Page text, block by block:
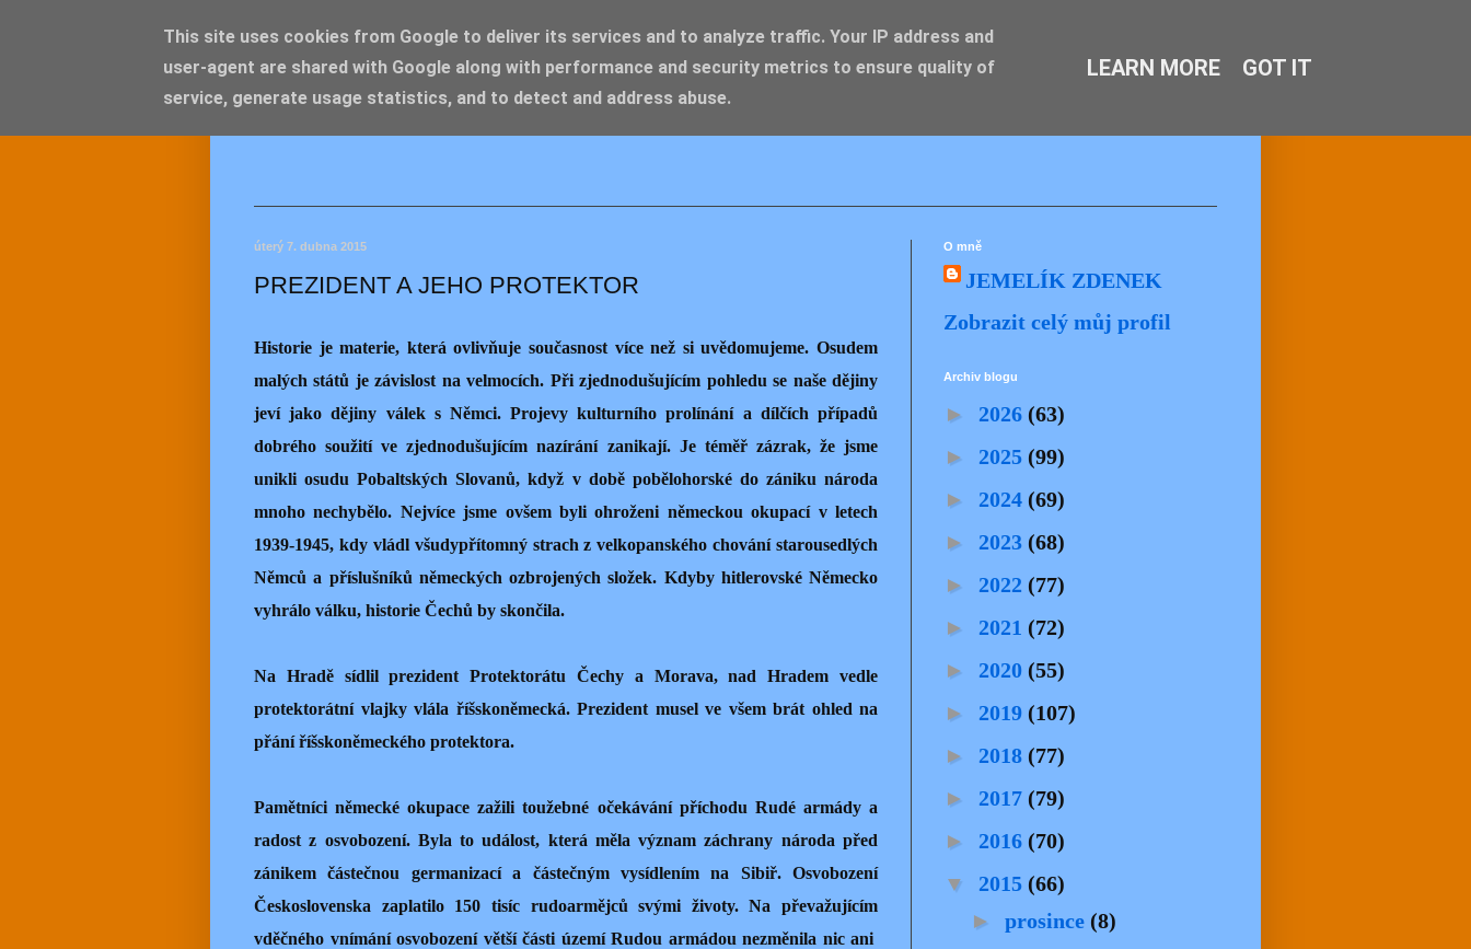
JEMELIK ZDENĚK
úterý 7. dubna 2015
PREZIDENT A JEHO PROTEKTOR
Historie je materie, která ovlivňuje současnost více než si uvědomujeme. Osudem
malých států je závislost na velmocích. Při zjednodušujícím pohledu se naše dějiny
jeví jako dějiny válek s Němci. Projevy kulturního prolínání a dílčích případů
dobrého soužití ve zjednodušujícím nazírání zanikají. Je téměř zázrak, že jsme
unikli osudu Pobaltských Slovanů, když v době pobělohorské do zániku národa
mnoho nechybělo. Nejvíce jsme ovšem byli ohroženi německou okupací v letech
1939-1945, kdy vládl všudypřítomný strach z velkopanského chování starousedlých
Němců a příslušníků německých ozbrojených složek. Kdyby hitlerovské Německo
vyhrálo válku, historie Čechů by skončila.
Na Hradě sídlil prezident Protektorátu Čechy a Morava, nad Hradem vedle
protektorátní vlajky vlála říšskoněmecká. Prezident musel ve všem brát ohled na
přání říšskoněmeckého protektora.
Pamětníci německé okupace zažili toužebné očekávání příchodu Rudé armády a
radost z osvobození. Byla to událost, která měla význam záchrany národa před
zánikem částečnou germanizací a částečným vysídlením na Sibiř. Osvobození
Československa zaplatilo 150 tisíc rudoarmějců svými životy. Na převažujícím
vděčného vnímání osvobození větší části území Rudou armádou nezměnila nic ani
O mně
JEMELÍK ZDENEK
Zobrazit celý můj profil
Archiv blogu
► 2026 (63)
► 2025 (99)
► 2024 (69)
► 2023 (68)
► 2022 (77)
► 2021 (72)
► 2020 (55)
► 2019 (107)
► 2018 (77)
► 2017 (79)
► 2016 (70)
▼ 2015 (66)
► prosince (8)
This site uses cookies from Google to deliver its services and to analyze traffic. Your IP address and
user-agent are shared with Google along with performance and security metrics to ensure quality of
service, generate usage statistics, and to detect and address abuse.
LEARN MORE GOT IT